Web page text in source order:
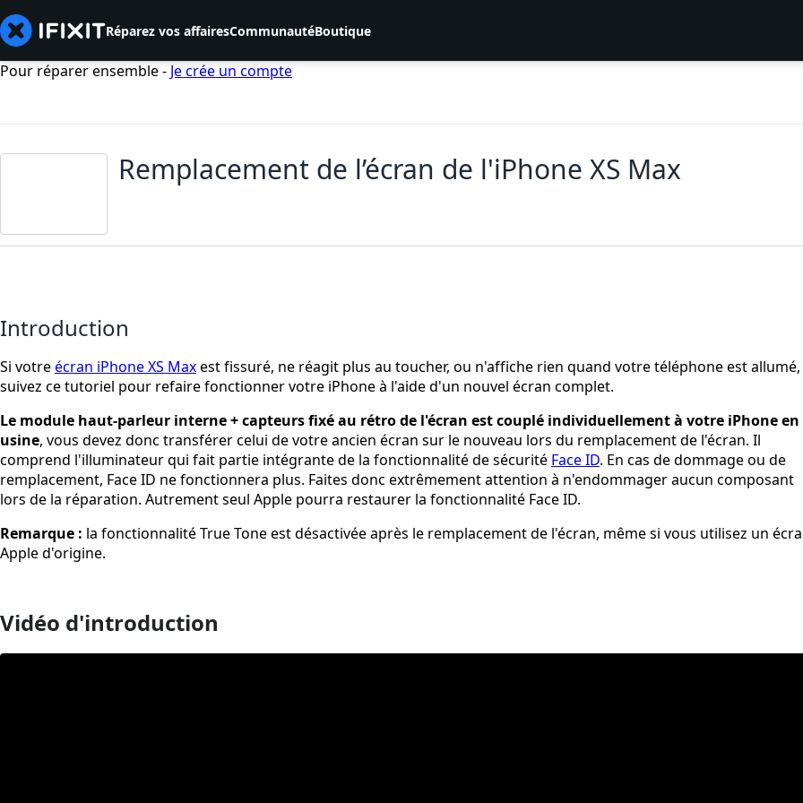
Réparez vos affairesCommunautéBoutique
Pour réparer ensemble - Je crée un compte
Remplacement de l’écran de l'iPhone XS Max
Introduction
Si votreécran iPhone XS Maxest fissuré, ne réagit plus au toucher, ou n'affiche rien quand votre téléphone est allumé,
suivez ce tutoriel pour refaire fonctionner votre iPhone à l'aide d'un nouvel écran complet.
Le module haut-parleur interne + capteurs fixé au rétro de l'écran est couplé individuellement à votre iPhone en
usine, vous devez donc transférer celui de votre ancien écran sur le nouveau lors du remplacement de l'écran. Il
comprend l'illuminateur qui fait partie intégrante de la fonctionnalité de sécurité Face ID. En cas de dommage ou de
remplacement, Face ID ne fonctionnera plus. Faites donc extrêmement attention à n'endommager aucun composant
lors de la réparation. Autrement seul Apple pourra restaurer la fonctionnalité Face ID.
Remarque : la fonctionnalité True Tone est désactivée après le remplacement de l'écran, même si vous utilisez un
Apple d'origine.
Vidéo d'introduction